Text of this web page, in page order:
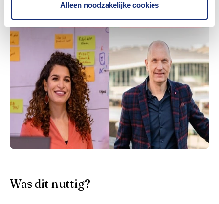
Alleen noodzakelijke cookies
Was dit nuttig?